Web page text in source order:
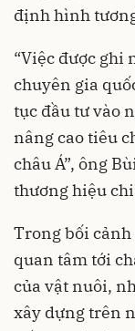
định hình
“Việc được ghi
chuyên gia
tục đầu tư vào
nâng cao tiêu
châu Á”, ông
thương hiệu
Trong bối
quan tâm tới
của vật nuôi,
xây dựng trên